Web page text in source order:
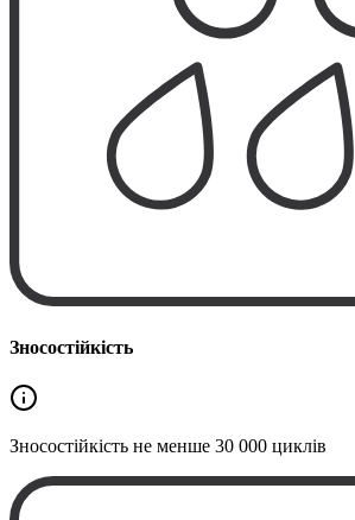
Зносостійкість
Зносостійкість не менше 30 000 циклів